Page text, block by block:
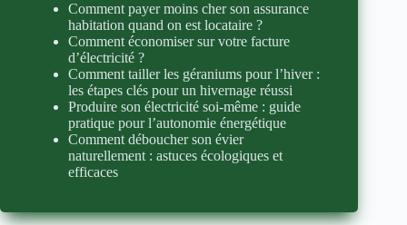
Comment payer moins cher son assurance
habitation quand on est locataire ?
Comment économiser sur votre facture
d’électricité ?
Comment tailler les géraniums pour l’hiver :
les étapes clés pour un hivernage réussi
Produire son électricité soi-même : guide
pratique pour l’autonomie énergétique
Comment déboucher son évier
naturellement : astuces écologiques et
efficaces